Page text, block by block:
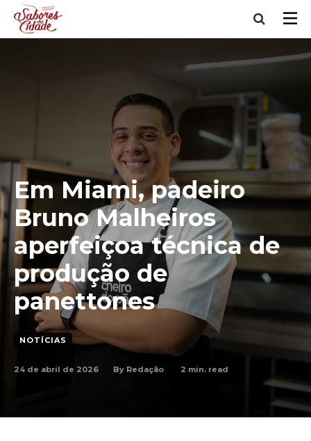
Em Miami, padeiro
Bruno Malheiros
aperfeiçoa técnica de
produção de
panettones
NOTÍCIAS
24 de abril de 2026 By Redação 2 min. read